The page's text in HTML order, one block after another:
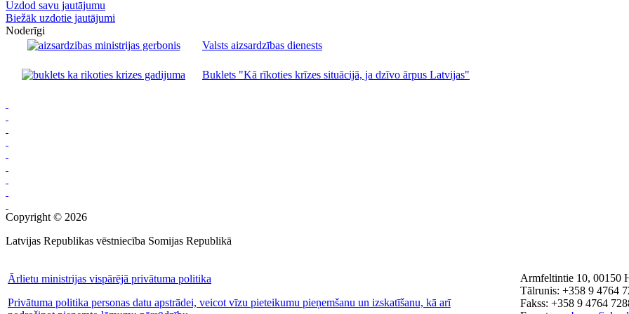
Uzdod savu jautājumu
Biežāk uzdotie jautājumi
Noderīgi
Valsts aizsardzības dienests
Buklets "Kā rīkoties krīzes situācijā, ja dzīvo ārpus Latvijas"
Copyright © 2026
Latvijas Republikas vēstniecība Somijas Republikā
Ārlietu ministrijas vispārējā privātuma politika
Privātuma politika personas datu apstrādei, veicot vīzu pieteikumu pieņemšanu un izskatīšanu, kā arī
Armfeltintie 10, 00150
Tālrunis: +358 9 4764
Fakss: +358 9 4764